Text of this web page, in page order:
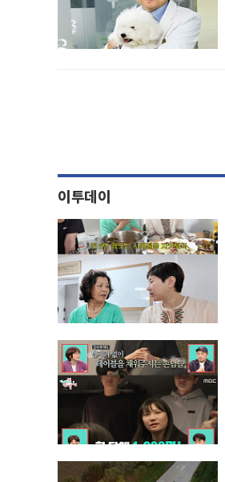
이투데이